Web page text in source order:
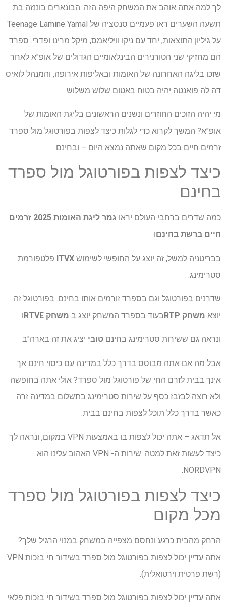
לך למה אתה אוהב את המשחק היפה הזה. הבונארים בוננזה בת
תשעה השערים ראו פעמיים סנסציה של Teenage Lamine Yamal
על גיליון התוצאות, יחד עם ניקו וויליאמס, מיקל מרינו ופדרי. ספרד
הם מחזיקי שני הטורנירים הבינלאומיים הגדולים של אופ"א לאחר
שזכו בליגה האחרונה של האומות ובאליפות אירופה, והמנהל לואיס
דה לה פואנטה יהיה בטוח באטום שלוש משלוש.
מי יהיה הזוכים החוזרים ונשנים הראשונים בליגת האומות של
אופ"א? המשך לקרוא כדי לגלות כיצד לצפות בפורטוגל מול ספרד
זרמים חיים בכל מקום שאתה נמצא היום – ובחינם.
כיצד לצפות בפורטוגל מול ספרד
בחינם
כמה שדרים ברחבי העולם יראו
גמר ליגת האומות 2025 זרמים
חיים ברשת בחינםו
בבריטניה למשל, זה יוצג על החופשי לשימוש ITVX פלטפורמת
סטרימינג.
שדרנים בפורטוגל וגם בספרד זורמים אותו בחינם. בפורטוגל זה
יוצא משחק RTP בעוד בספרד המשחק יוצג ב משחק RTVE ו
ונראה גם ששירות סטרימינג בחינם טובי יציג את זה בארה"ב
אבל מה אם אתה מבוסס בדרך כלל במדינה עם כיסוי חינם אך
אינך בבית לזרם החי של פורטוגל מול ספרד? אולי אתה בחופשה
ולא רוצה לבזבז כסף על שירות סטרימינג בתשלום במדינה זרה
כאשר בדרך כלל תוכל לצפות בחינם בבית.
אל תדאג – אתה יכול לצפות בו באמצעות VPN במקום, ונראה לך
כיצד לעשות זאת למטה. שירות ה- VPN האהוב עלינו הוא
NORDVPN.
כיצד לצפות בפורטוגל מול ספרד
מכל מקום
הרחק מהבית כרגע ונחסם מצפייה במשחק במנוי הרגיל שלך?
אתה עדיין יכול לצפות בפורטוגל מול ספרד בשידור חי בזכות VPN
(רשת פרטית וירטואלית).
אתה עדיין יכול לצפות בפורטוגל מול ספרד בשידור חי בזכות פלאי